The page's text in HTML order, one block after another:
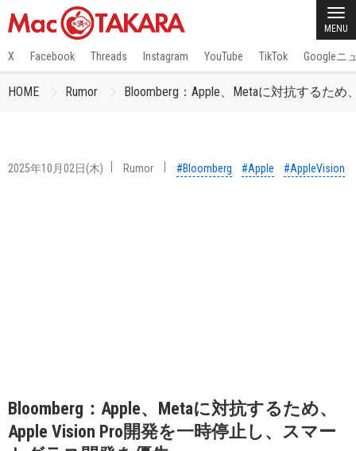
MENU
X Facebook Threads Instagram YouTube TikTok Googleニ
HOME Rumor Bloomberg：Apple、Metaに対抗するた
2025年10月02日(木) Rumor #Bloomberg #Apple #AppleVision
Bloomberg：Apple、Metaに対抗するため、
Apple Vision Pro開発を一時停止し、スマー